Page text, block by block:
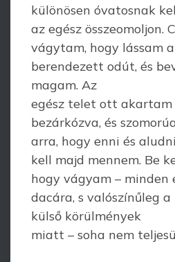
különösen óvatosnak
az egész összeomoljon.
vágytam, hogy lássam
berendezett odút, és
magam. Az
egész telet ott akartam
bezárkózva, és
arra, hogy enni és
kell majd mennem. Be
hogy vágyam – minden
dacára, s valószínűleg
külső körülmények
miatt – soha nem